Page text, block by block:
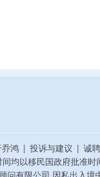
鸿 | 投诉与建议 | 诚
均以移民国政府批准
有限公司 因私出入